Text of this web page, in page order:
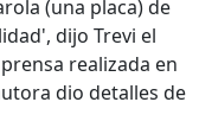
(una placa) de
dijo Trevi el
realizada en
dio detalles de